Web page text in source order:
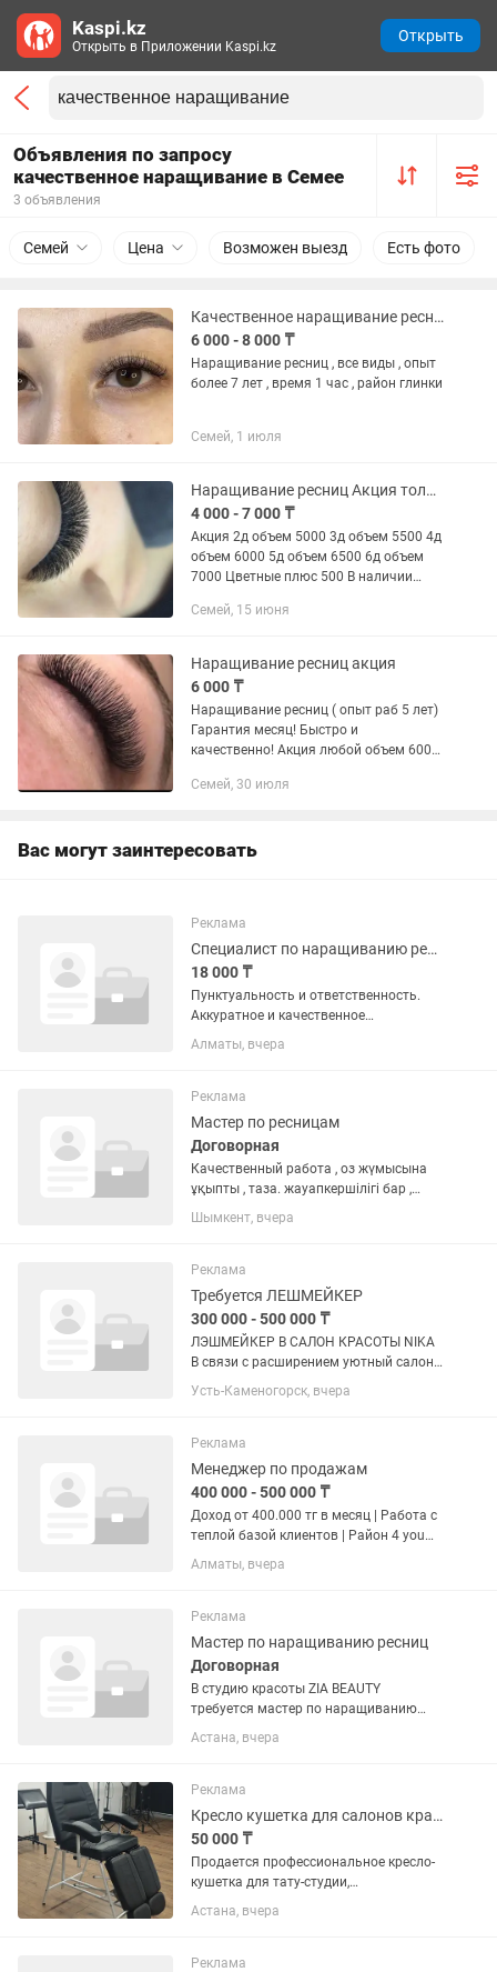
Объявления по запросу
качественное наращивание в Семее
3 объявления
Семей Цена Возможен выезд Есть фото
Качественное наращивание ресниц
6 000 - 8 000 ₸
Наращивание ресниц , все виды , опыт
более 7 лет , время 1 час , район глинки
Семей, 1 июля
Наращивание ресниц Акция только 2 дня любой объем
4 000 - 7 000 ₸
Акция 2д объем 5000 3д объем 5500 4д
объем 6000 5д объем 6500 6д объем
7000 Цветные плюс 500 В наличии
чужое 1000 Снятие моё без
Семей, 15 июня
Наращивание ресниц акция
6 000 ₸
Наращивание ресниц ( опыт раб 5 лет)
Гарантия месяц! Быстро и
качественно! Акция любой объем 6000
+1000(лучики,мокрый,лисичка,и.т.д)
Семей, 30 июля
Вас могут заинтересовать
Реклама
Специалист по наращиванию ресниц
18 000 ₸
Пунктуальность и ответственность.
Аккуратное и качественное
выполнение работы. Вежливое
общение с клиентами. Соблюдение
развиваться и повышать
квалификацию. ...
Алматы, вчера
Реклама
Мастер по ресницам
Договорная
Качественный работа , оз жүмысына
ұқыпты , таза. жауапкершілігі бар ,
білікті маман қажет
Шымкент, вчера
Реклама
Требуется ЛЕШМЕЙКЕР
300 000 - 500 000 ₸
ЛЭШМЕЙКЕР В САЛОН КРАСОТЫ NIKA
В связи с расширением уютный салон
красоты Nika на КШТ приглашает в
команду лэшмейкера. Мы предлагаем:
стабильный поток клиентов •...
Усть-Каменогорск, вчера
Реклама
Менеджер по продажам
400 000 - 500 000 ₸
Доход от 400.000 тг в месяц | Работа с
теплой базой клиентов | Район 4 you
Здравствуйте! Меня зовут Наргиза, я
основатель компании Avital — лидер
наращивания и...
Алматы, вчера
Реклама
Мастер по наращиванию ресниц
Договорная
В студию красоты ZIA BEAUTY
требуется мастер по наращиванию
ресниц! Если ты любишь свою
профессию, стремишься развиваться и
будем рады видеть тебя в нашей...
Астана, вчера
Реклама
Кресло кушетка для салонов красоты, тату, перманента, массажа, педикюра
50 000 ₸
Продается профессиональное кресло-
кушетка для тату-студии,
косметологического кабинета,
педикюра, перманентного макияжа,
процедур. Кресло легко
Астана, вчера
Реклама
Kaspi.kz
Открыть в Приложении Kaspi.kz
Открыть